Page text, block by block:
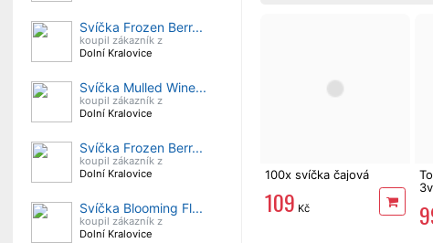
Svíčka Frozen Berr...
koupil zákazník z
Dolní Kralovice
Svíčka Mulled Wine...
koupil zákazník z
Dolní Kralovice
Svíčka Frozen Berr...
koupil zákazník z
Dolní Kralovice
Svíčka Blooming Fl...
koupil zákazník z
Dolní Kralovice
100x svíčka čajová
109 Kč